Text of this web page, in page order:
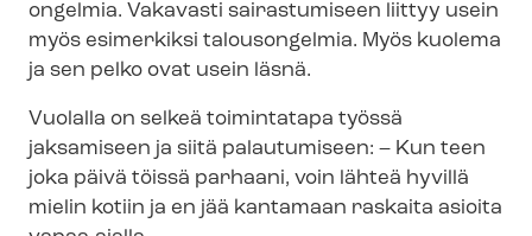
ongelmia. Vakavasti sairastumiseen liittyy usein
myös esimerkiksi talousongelmia. Myös kuolema
ja sen pelko ovat usein läsnä.
Vuolalla on selkeä toimintatapa työssä
jaksamiseen ja siitä palautumiseen: – Kun teen
joka päivä töissä parhaani, voin lähteä hyvillä
mielin kotiin ja en jää kantamaan raskaita asioita